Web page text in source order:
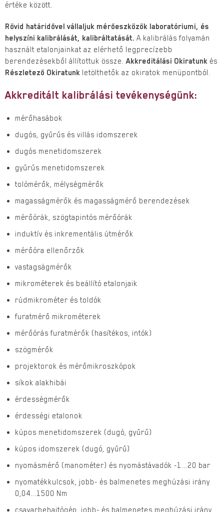
értéke között.
Rövid határidővel vállaljuk mérőeszközök laboratóriumi, és
helyszíni kalibrálását, kalibráltatását. A kalibrálás folyamán
használt etalonjainkat az elérhető legprecízebb
berendezésekből állítottuk össze. Akkreditálási Okiratunk és
Részletező Okiratunk letölthetők az okiratok menüpontból.
Akkreditált kalibrálási tevékenységünk:
mérőhasábok
dugós, gyűrűs és villás idomszerek
dugós menetidomszerek
gyűrűs menetidomszerek
tolómérők, mélységmérők
magasságmérők és magasságmérő berendezések
mérőórák, szögtapintós mérőórák
induktív és inkrementális útmérők
mérőóra ellenőrzők
vastagságmérők
mikrométerek és beállító etalonjaik
rúdmikrométer és toldók
furatmérő mikrométerek
mérőórás furatmérők (hasítékos, intók)
szögmérők
projektorok és mérőmikroszkópok
síkok alakhibái
érdességmérők
érdességi etalonok
kúpos menetidomszerek (dugó, gyűrű)
kúpos idomszerek (dugó, gyűrű)
nyomásmérő (manométer) és nyomástávadók -1...20 bar
nyomatékkulcsok, jobb- és balmenetes meghúzási irány
0,04...1500 Nm
csavarbehajtógép, jobb- és balmenetes meghúzási irány